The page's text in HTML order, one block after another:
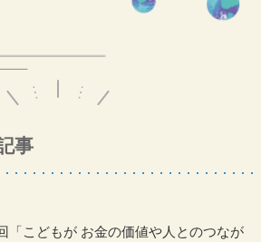
事
「こどもが お金の価値や人とのつなが